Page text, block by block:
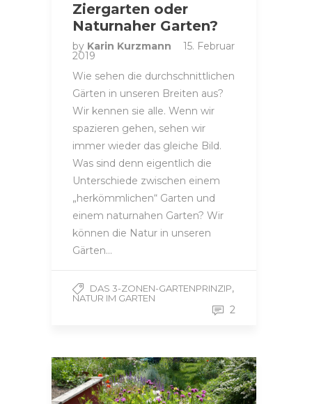
Ziergarten oder
Naturnaher Garten?
by Karin Kurzmann 15. Februar
2019
Wie sehen die durchschnittlichen
Gärten in unseren Breiten aus?
Wir kennen sie alle. Wenn wir
spazieren gehen, sehen wir
immer wieder das gleiche Bild.
Was sind denn eigentlich die
Unterschiede zwischen einem
„herkömmlichen“ Garten und
einem naturnahen Garten? Wir
können die Natur in unseren
Gärten…
DAS 3-ZONEN-GARTENPRINZIP,
NATUR IM GARTEN
2